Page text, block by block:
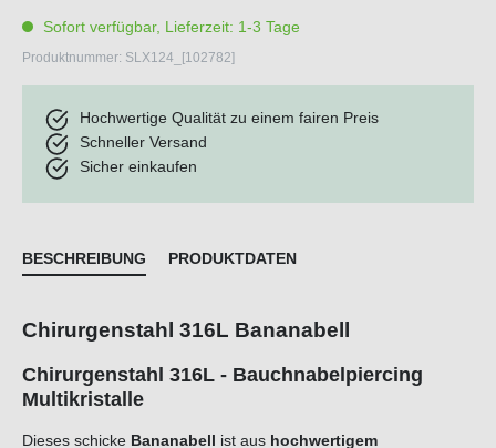
Sofort verfügbar, Lieferzeit: 1-3 Tage
Produktnummer: SLX124_[102782]
Hochwertige Qualität zu einem fairen Preis
Schneller Versand
Sicher einkaufen
BESCHREIBUNG PRODUKTDATEN
Chirurgenstahl 316L Bananabell
Chirurgenstahl 316L - Bauchnabelpiercing
Multikristalle
Dieses schicke Bananabell ist aus hochwertigem